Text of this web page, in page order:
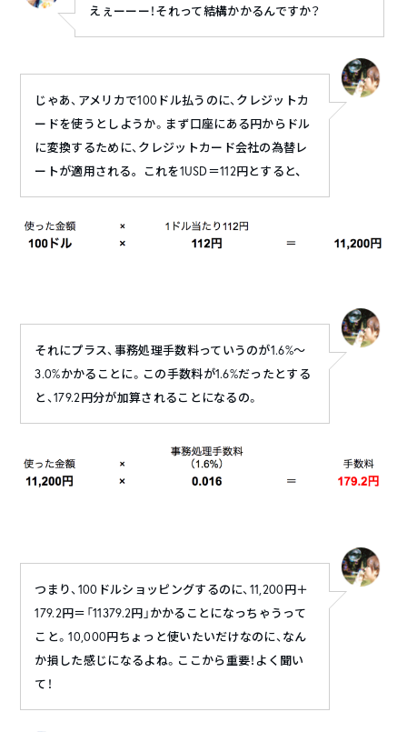
えぇーーー！それって結構かかるんですか？
じゃあ、アメリカで100ドル払うのに、クレジットカ
ードを使うとしようか。まず口座にある円からドル
に変換するために、クレジットカード会社の為替レ
ートが適用される。これを1USD＝112円とすると、
それにプラス、事務処理手数料っていうのが1.6%〜
3.0%かかることに。この手数料が1.6%だったとする
と、179.2円分が加算されることになるの。
つまり、100ドルショッピングするのに、11,200円＋
179.2円＝「11379.2円」かかることになっちゃうって
こと。10,000円ちょっと使いたいだけなのに、なん
か損した感じになるよね。ここから重要！よく聞い
て！